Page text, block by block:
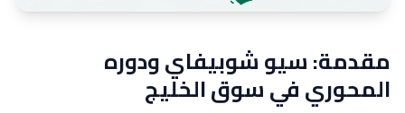
مقدمة: سيو شوبيفاي ودوره
المحوري في سوق الخليج